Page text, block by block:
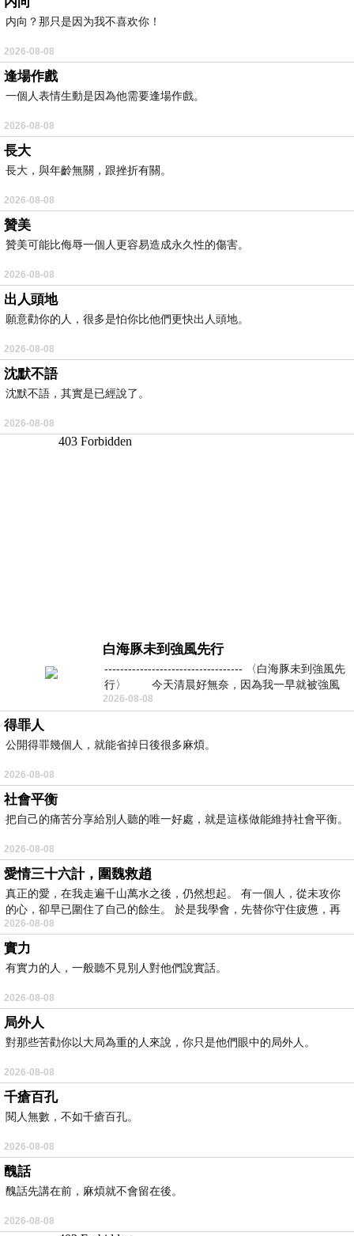
内向？那只是因为我不喜欢你！
2026-08-08
逢場作戲
一個人表情生動是因為他需要逢場作戲。
2026-08-08
長大
長大，與年齡無關，跟挫折有關。
2026-08-08
贊美
贊美可能比侮辱一個人更容易造成永久性的傷害。
2026-08-08
出人頭地
願意勸你的人，很多是怕你比他們更快出人頭地。
2026-08-08
沈默不語
沈默不語，其實是已經說了。
2026-08-08
白海豚未到強風先行
----------------------------------- 〈白海豚未到強風先
行〉 今天清晨好無奈，因為我一早就被強風
2026-08-08
得罪人
公開得罪幾個人，就能省掉日後很多麻煩。
2026-08-08
社會平衡
把自己的痛苦分享給別人聽的唯一好處，就是這樣做能維持社會平衡。
2026-08-08
愛情三十六計，圍魏救趙
真正的愛，在我走遍千山萬水之後，仍然想起。 有一個人，從未攻你
的心，卻早已圍住了自己的餘生。 於是我學會，先替你守住疲憊，再
2026-08-08
實力
有實力的人，一般聽不見別人對他們說實話。
2026-08-08
局外人
對那些苦勸你以大局為重的人來說，你只是他們眼中的局外人。
2026-08-08
千瘡百孔
閱人無數，不如千瘡百孔。
2026-08-08
醜話
醜話先講在前，麻煩就不會留在後。
2026-08-08